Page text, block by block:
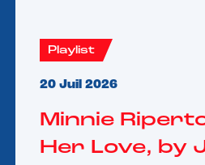
Playlist
20 Juil 2026
Minnie
Her Love, by